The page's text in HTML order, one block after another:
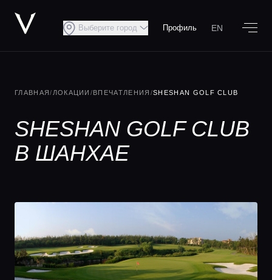
Выберите город Профиль EN
ГЛАВНАЯ/ ЛОКАЦИИ /ВПЕЧАТЛЕНИЯ /SHESHAN GOLF CLUB
SHESHAN GOLF CLUB
В ШАНХАЕ